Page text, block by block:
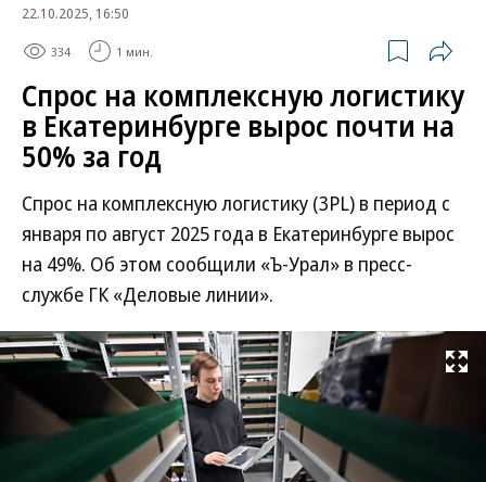
22.10.2025, 16:50
334 1 мин.
Спрос на комплексную логистику
в Екатеринбурге вырос почти на
50% за год
Спрос на комплексную логистику (3PL) в период с
января по август 2025 года в Екатеринбурге вырос
на 49%. Об этом сообщили «Ъ-Урал» в пресс-
службе ГК «Деловые линии».
Развернуть